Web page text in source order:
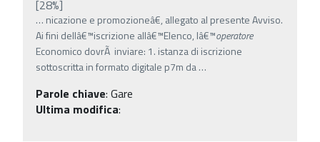
[28%]
… nicazione e promozioneâ€, allegato al presente Avviso.
Ai fini dellâ€™iscrizione allâ€™Elenco, lâ€™operatore
Economico dovrÃ inviare: 1. istanza di iscrizione
sottoscritta in formato digitale p7m da…
Parole chiave: Gare
Ultima modifica: